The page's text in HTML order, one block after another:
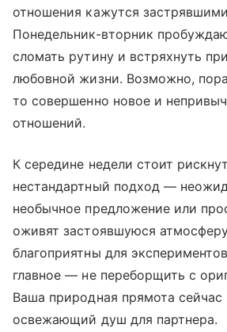
отношения кажутся
Понедельник-вторник
сломать рутину и встряхнуть
любовной жизни. Возможно,
то совершенно новое и
отношений.
К середине недели стоит
нестандартный подход —
необычное предложение или
оживят застоявшуюся
благоприятны для
главное — не переборщить с
Ваша природная прямота сейчас
освежающий душ для партнера.